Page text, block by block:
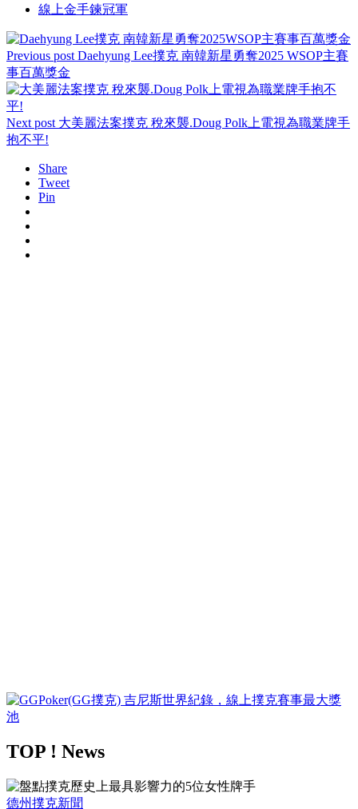
線上金手鍊冠軍
Previous post Daehyung Lee撲克 南韓新星勇奪2025 WSOP主賽
事百萬獎金
Next post 大美麗法案撲克 稅來襲.Doug Polk上電視為職業牌手
抱不平!
Share
Tweet
Pin
TOP ! News
德州撲克新聞